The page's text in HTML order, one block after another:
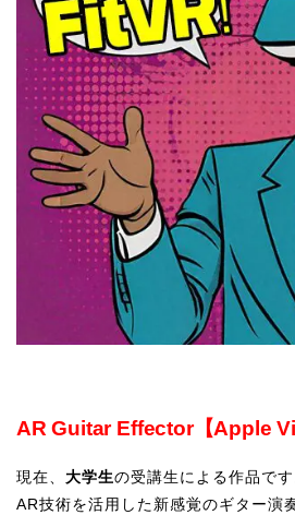
AR Guitar Effector【Apple
現在、 大学生の受講生による作品です
AR技術を活用した新感覚のギター演